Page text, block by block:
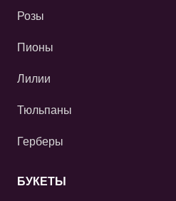
Розы
Пионы
Лилии
Тюльпаны
Герберы
БУКЕТЫ